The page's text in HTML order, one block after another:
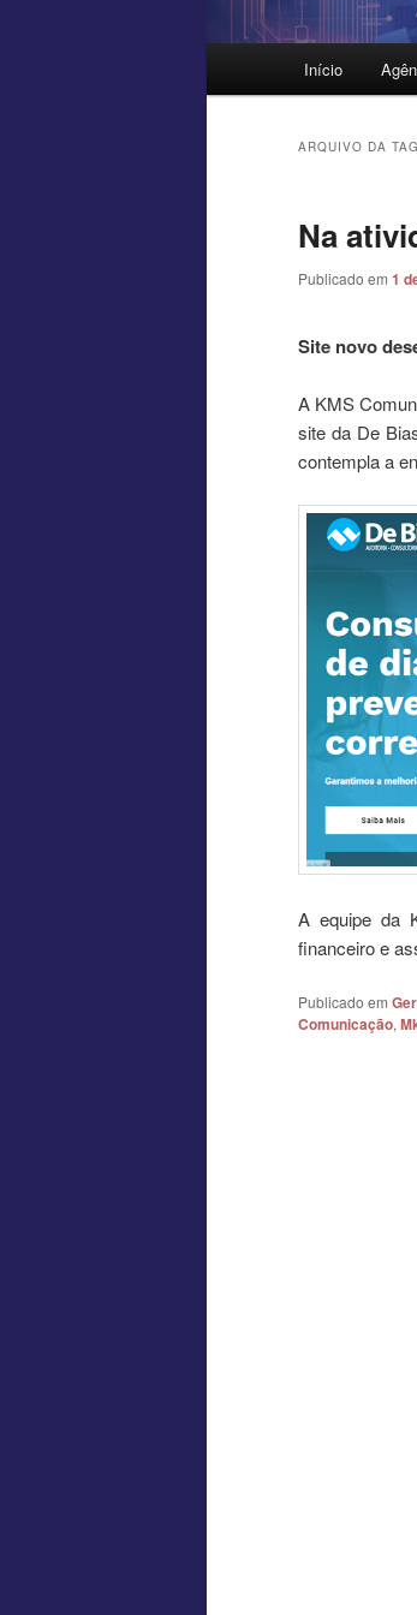
Início
ARQUIVO DA
Na
Publicado em 1
Site novo
A KMS
site da De
contempla a
A equipe da
financeiro e
Publicado em
Comunicação,